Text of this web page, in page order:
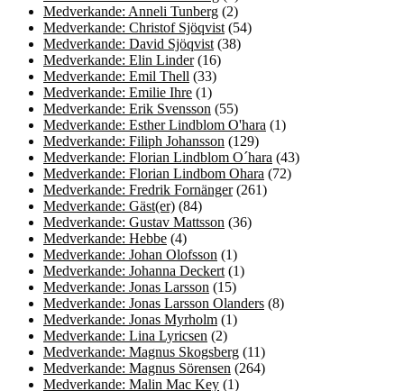
Medverkande: Anneli Tunberg (2)
Medverkande: Christof Sjöqvist (54)
Medverkande: David Sjöqvist (38)
Medverkande: Elin Linder(16)
Medverkande: Emil Thell (33)
Medverkande: Emilie Ihre (1)
Medverkande: Erik Svensson (55)
Medverkande: Esther Lindblom O'hara (1)
Medverkande: Filiph Johansson (129)
Medverkande: Florian Lindblom O´hara (43)
Medverkande: Florian Lindbom Ohara (72)
Medverkande: Fredrik Fornänger(261)
Medverkande: Gäst(er) (84)
Medverkande: Gustav Mattsson (36)
Medverkande: Hebbe (4)
Medverkande: Johan Olofsson (1)
Medverkande: Johanna Deckert (1)
Medverkande: Jonas Larsson (15)
Medverkande: Jonas Larsson Olanders (8)
Medverkande: Jonas Myrholm (1)
Medverkande: Lina Lyricsen (2)
Medverkande: Magnus Skogsberg (11)
Medverkande: Magnus Sörensen (264)
Medverkande: Malin Mac Key (1)